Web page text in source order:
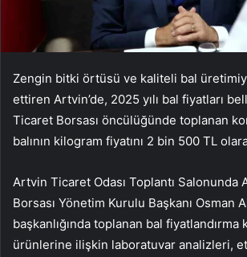
Zengin bitki örtüsü ve kaliteli bal
ettiren Artvin’de, 2025 yılı bal fiyatları
Ticaret Borsası öncülüğünde toplanan
balının kilogram fiyatını 2 bin 500 TL
Artvin Ticaret Odası Toplantı Salonunda
Borsası Yönetim Kurulu Başkanı Osman
başkanlığında toplanan bal fiyatlandırma
ürünlerine ilişkin laboratuvar analizleri,